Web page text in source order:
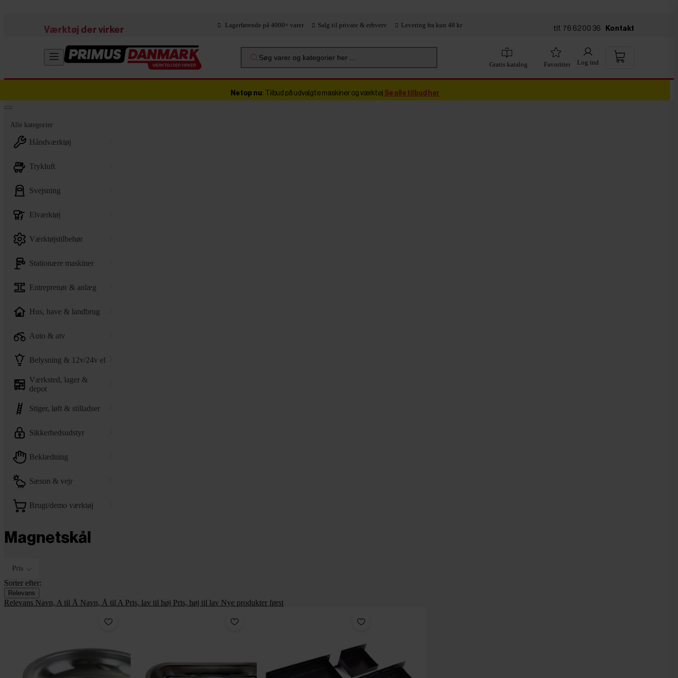
Værktøj der virker
Lagerførende på 4000+ varer Salg til private & erhverv Levering fra kun 48 kr tlf. 76 62 00 36 Kontakt
Søg varer og kategorier her ...
Gratis katalog Favoritter Log ind
Netop nu: Tilbud på udvalgte maskiner og værktøj Se alle tilbud her
Alle kategorier
håndværktøj
trykluft
svejsning
elværktøj
værktøjstilbehør
stationære maskiner
entreprenør & anlæg
hus, have & landbrug
auto & atv
belysning & 12v/24v el
værksted, lager &
depot
stiger, løft & stilladser
sikkerhedsudstyr
beklædning
sæson & vejr
brugt/demo værktøj
Magnetskål
Pris
Sorter efter:
Relevans
Relevans Navn, A til Å Navn, Å til A Pris, lav til høj Pris, høj til lav Nye produkter først